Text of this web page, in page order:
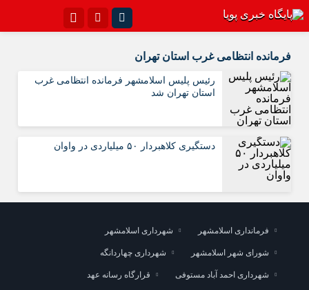
سروش
آپارات
فرمانده انتظامی غرب استان تهران
رئیس پلیس اسلامشهر فرمانده انتظامی غرب
استان تهران شد
دستگیری کلاهبردار ۵۰ میلیاردی در واوان
فرمانداری اسلامشهر شهرداری اسلامشهر
شورای شهر اسلامشهر شهرداری چهاردانگه
شهرداری احمد آباد مستوفی قرارگاه رسانه عهد